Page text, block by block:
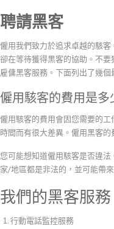
聘請黑客
僱用我們致力於追求卓越的駭
卻在等待獲得黑客的協助。不
雇傭黑客服務。下面列出了幾
僱用駭客的費用是多
僱用駭客的費用會因您需要的
時間而有很大差異。僱用黑客
您可能想知道僱用駭客是否違
家/地區都是非法的，並可能帶
我們的黑客服務
行動電話監控服務